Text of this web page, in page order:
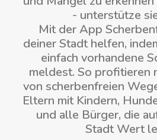
- unterstütze
Mit der App
deiner Stadt helfen,
einfach vorhandene
meldest. So profitieren
von scherbenfreien
Eltern mit Kindern,
und alle Bürger, die
Stadt Wert